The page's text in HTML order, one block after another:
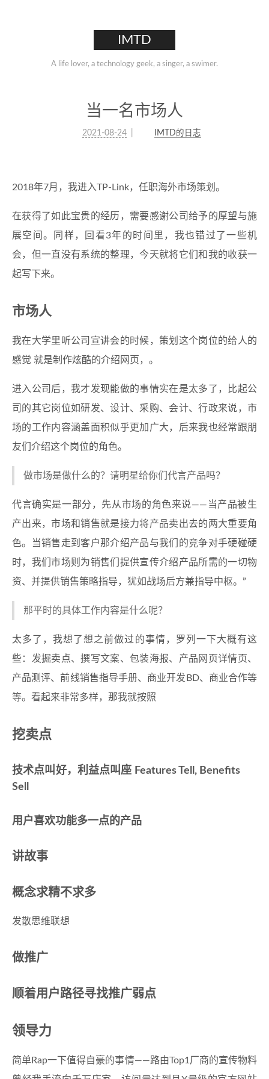
IMTD
A life lover, a technology geek, a singer, a swimer.
当一名市场人
2021-08-24 IMTD的日志
2018年7月，我进入TP-Link，任职海外市场策划。
在获得了如此宝贵的经历，需要感谢公司给予的厚望与施
展空间。同样，回看3年的时间里，我也错过了一些机
会，但一直没有系统的整理，今天就将它们和我的收获一
起写下来。
市场人
我在大学里听公司宣讲会的时候，策划这个岗位的给人的
感觉 就是制作炫酷的介绍网页，。
进入公司后，我才发现能做的事情实在是太多了，比起公
司的其它岗位如研发、设计、采购、会计、行政来说，市
场的工作内容涵盖面积似乎更加广大，后来我也经常跟朋
友们介绍这个岗位的角色。
做市场是做什么的？请明星给你们代言产品吗？
代言确实是一部分，先从市场的角色来说——当产品被生
产出来，市场和销售就是接力将产品卖出去的两大重要角
色。当销售走到客户那介绍产品与我们的竞争对手硬碰硬
时，我们市场则为销售们提供宣传介绍产品所需的一切物
资、并提供销售策略指导，犹如战场后方兼指导中枢。”
那平时的具体工作内容是什么呢？
太多了，我想了想之前做过的事情，罗列一下大概有这
些：发掘卖点、撰写文案、包装海报、产品网页详情页、
产品测评、前线销售指导手册、商业开发BD、商业合作等
等。看起来非常多样，那我就按照
挖卖点
技术点叫好，利益点叫座 Features Tell, Benefits
Sell
用户喜欢功能多一点的产品
讲故事
概念求精不求多
发散思维联想
做推广
顺着用户路径寻找推广弱点
领导力
简单Rap一下值得自豪的事情——路由Top1厂商的宣传物料